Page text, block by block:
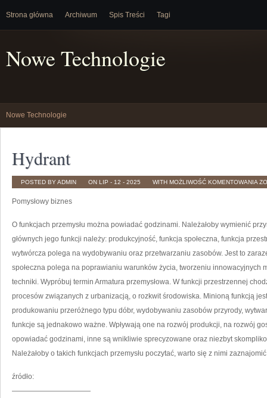
Strona główna Archiwum Spis Treści Tagi
Nowe Technologie
Nowe Technologie
Hydrant
POSTED BY ADMIN ON LIP - 12 - 2025 WITH MOŻLIWOŚĆ KOMENTOWANIA
Pomysłowy biznes
O funkcjach przemysłu można powiadać godzinami. Należałoby wymienić
głównych jego funkcji należy: produkcyjność, funkcja społeczna, funkcja
wytwórcza polega na wydobywaniu oraz przetwarzaniu zasobów. Jest to
społeczna polega na poprawianiu warunków życia, tworzeniu innowacyjnych
techniki. Wypróbuj termin Armatura przemysłowa. W funkcji przestrzennej
procesów związanych z urbanizacją, o rozkwit środowiska. Minioną funkcją
produkowaniu przeróżnego typu dóbr, wydobywaniu zasobów przyrody,
funkcje są jednakowo ważne. Wpływają one na rozwój produkcji, na rozwój
opowiadać godzinami, inne są wnikliwie sprecyzowane oraz niezbyt
Należałoby o takich funkcjach przemysłu poczytać, warto się z nimi
źródło:
———————————